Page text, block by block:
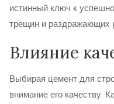
истинный ключ к
трещин и раздражающих
Влияние
Выбирая цемент для
внимание его качеству.